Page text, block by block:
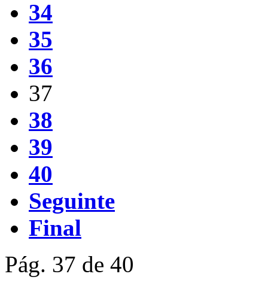
34
35
36
37
38
39
40
Seguinte
Final
Pág. 37 de 40